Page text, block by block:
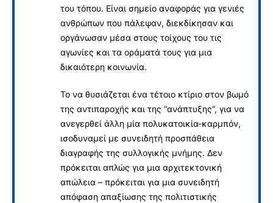
του τόπου. Είναι σημείο αναφοράς για γενιές
ανθρώπων που πάλεψαν, διεκδίκησαν και
οργάνωσαν μέσα στους τοίχους του τις
αγωνίες και τα οράματά τους για μια
δικαιότερη κοινωνία.
Το να θυσιάζεται ένα τέτοιο κτίριο στον βωμό
της αντιπαροχής και της “ανάπτυξης”, για να
ανεγερθεί άλλη μία πολυκατοικία-καρμπόν,
ισοδυναμεί με συνειδητή προσπάθεια
διαγραφής της συλλογικής μνήμης. Δεν
πρόκειται απλώς για μια αρχιτεκτονική
απώλεια – πρόκειται για μια συνειδητή
απόφαση απαξίωσης της πολιτιστικής